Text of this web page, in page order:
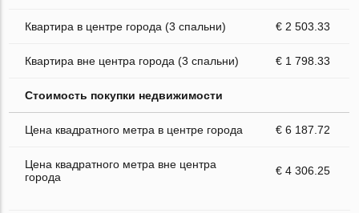
Квартира в центре города (3 спальни) € 2 503.33
Квартира вне центра города (3 спальни) € 1 798.33
Стоимость покупки недвижимости
Цена квадратного метра в центре города € 6 187.72
Цена квадратного метра вне центра
города
€ 4 306.25